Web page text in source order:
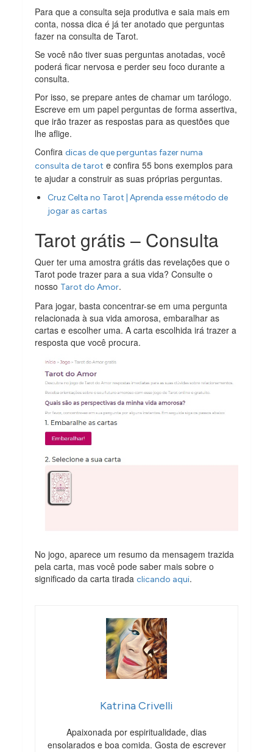
Para que a consulta seja produtiva e saia mais em
conta, nossa dica é já ter anotado que perguntas
fazer na consulta de Tarot.
Se você não tiver suas perguntas anotadas, você
poderá ficar nervosa e perder seu foco durante a
consulta.
Por isso, se prepare antes de chamar um tarólogo.
Escreve em um papel perguntas de forma assertiva,
que irão trazer as respostas para as questões que
lhe aflige.
Confiradicas de que perguntas fazer numa
consulta de tarot e confira 55 bons exemplos para
te ajudar a construir as suas próprias perguntas.
Cruz Celta no Tarot | Aprenda esse método de
jogar as cartas
Tarot grátis – Consulta
Quer ter uma amostra grátis das revelações que o
Tarot pode trazer para a sua vida? Consulte o
nosso Tarot do Amor.
Para jogar, basta concentrar-se em uma pergunta
relacionada à sua vida amorosa, embaralhar as
cartas e escolher uma. A carta escolhida irá trazer a
resposta que você procura.
No jogo, aparece um resumo da mensagem trazida
pela carta, mas você pode saber mais sobre o
significado da carta tiradaclicando aqui.
Katrina Crivelli
Apaixonada por espiritualidade, dias
ensolarados e boa comida. Gosta de escrever